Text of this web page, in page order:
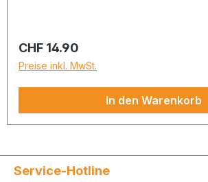
Regulärer Preis:
CHF 14.90
Preise inkl. MwSt.
In den Warenkorb
Service-Hotline